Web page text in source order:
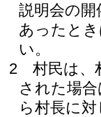
説明会の
あったと
い。
2
村民は、
された場
ら村長に